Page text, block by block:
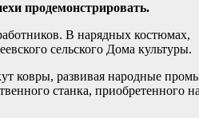
продемонстрировать.
В нарядных костюмах,
сельского Дома культуры.
ковры, развивая народные
станка, приобретенного